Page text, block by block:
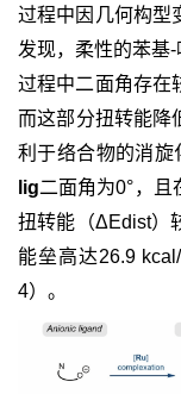
过程中因几何构型
发现，柔性的苯基
过程中二面角存在
而这部分扭转能降
利于络合物的消
lig二面角为0°，
扭转能（ΔEdist）
能垒高达26.9
4）。